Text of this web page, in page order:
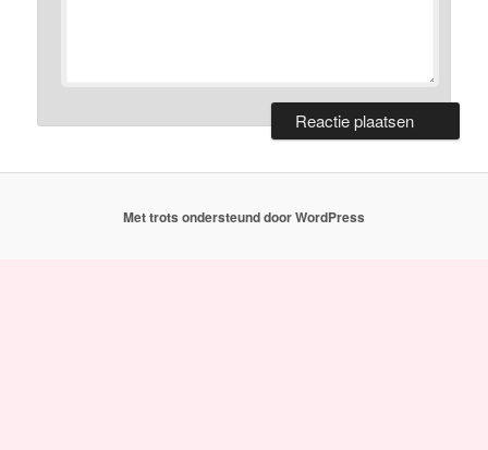
Met trots ondersteund door WordPress